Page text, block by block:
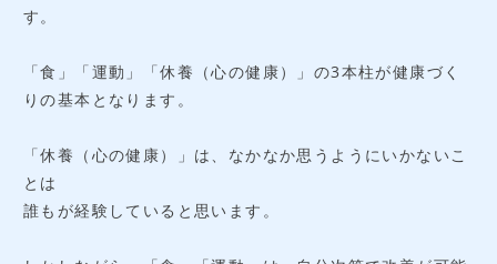
す。
「食」「運動」「休養（心の健康）」の3本柱が健康づく
りの基本となります。
「休養（心の健康）」は、なかなか思うようにいかないこ
とは
誰もが経験していると思います。